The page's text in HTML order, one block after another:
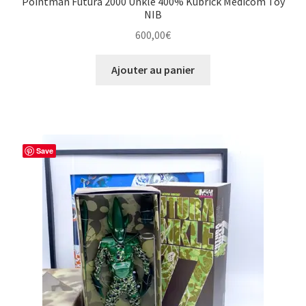
NIB
600,00€
Ajouter au panier
Save